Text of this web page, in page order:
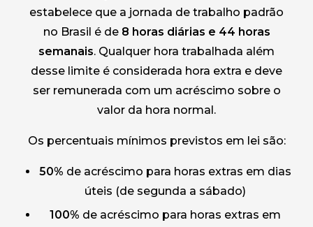
estabelece que a jornada de trabalho padrão
no Brasil é de 8 horas diárias e 44 horas
semanais. Qualquer hora trabalhada além
desse limite é considerada hora extra e deve
ser remunerada com um acréscimo sobre o
valor da hora normal.
Os percentuais mínimos previstos em lei são:
50% de acréscimo para horas extras em dias
úteis (de segunda a sábado)
100% de acréscimo para horas extras em